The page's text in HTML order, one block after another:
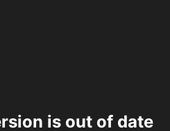
is out of date